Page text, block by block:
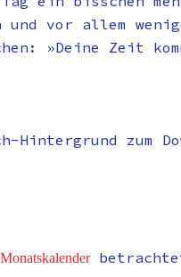
vor allem
»Deine Zeit
zum
Monatskalender